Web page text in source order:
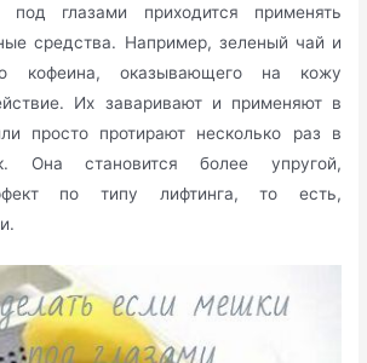
глазами приходится применять
средства. Например, зеленый чай и
кофеина, оказывающего на кожу
Их заваривают и применяют в
просто протирают несколько раз в
Она становится более упругой,
по типу лифтинга, то есть,